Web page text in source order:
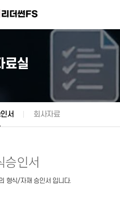
서 회사자료
료실
승인서
형식/자재 승인서 입니다.